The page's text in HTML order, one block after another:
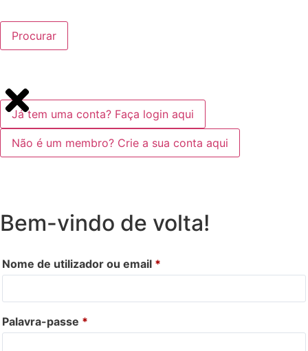
Procurar
Já tem uma conta? Faça login aqui
Não é um membro? Crie a sua conta aqui
Bem-vindo de volta!
Nome de utilizador ou email *
Palavra-passe *